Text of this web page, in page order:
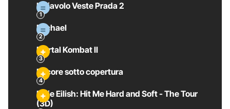
Il Diavolo Veste Prada 2
Michael
Mortal Kombat II
Pecore sotto copertura
Billie Eilish: Hit Me Hard and Soft - The Tour
(3D)